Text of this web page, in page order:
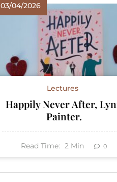
03/04/2026
Lectures
Happily Never After,
Painter.
Read Time: 2 Min 0